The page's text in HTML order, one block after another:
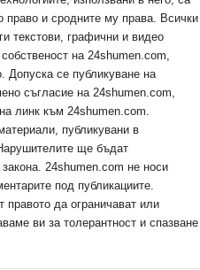
право и сродните му права. Всички
текстови, графични и видео
на 24shumen.com,
Допуска се публикуване на
съгласие на 24shumen.com,
линк към 24shumen.com.
публикувани в
ще бъдат
24shumen.com не носи
под публикациите.
правото да ограничават или
ви за толерантност и спазване